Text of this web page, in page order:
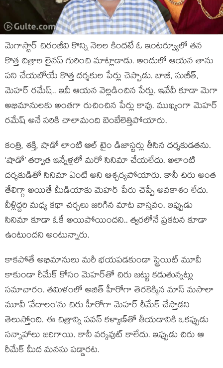
మెగాస్టార్ చిరంజీవి కొన్ని నెలల కిందటే ఓ ఇంటర్వ్యూలో తన
కొత్త చిత్రాల లైనప్ గురించి మాట్లాడాడు. అందులో ఆయన తాను
పని చేయబోయే కొత్త దర్శకుల పేర్లు చెప్పాడు. బాబీ, సుజీత్,
మెహర్ రమేష్.. ఇవీ ఆయన వెల్లడించిన పేర్లు. ఇవేవీ కూడా మెగా
అభిమానులకు అంతగా రుచించిన పేర్లు కావు. ముఖ్యంగా మెహర్
రమేష్ అనే సరికి చాలామంది బెంబేలెత్తిపోయారు.
కంత్రి, శక్తి, షాడో లాంటి ఆల్ టైం డిజాస్టర్లు తీసిన దర్శకుడతను.
‘షాడో’ తర్వాత ఇన్నేళ్లలో మరో సినిమా చేయలేదు. అలాంటి
దర్శకుడితో సినిమా ఏంటి అని ఆశ్చర్యపోయారు. కానీ చిరు అంత
తేలిగ్గా అయితే మీడియాకు మెహర్ పేరు చెప్పే అవకాశం లేదు.
వీళ్లిద్దరి మధ్య కథా చర్చలు జరిగిన మాట వాస్తవం. ఇప్పుడు
సినిమా కూడా ఓకే అయిపోయిందని.. త్వరలోనే ప్రకటన కూడా
ఉంటుందని అంటున్నారు.
కాకపోతే అభిమానులు మరీ భయపడకుండా స్ట్రెయిట్ మూవీ
కాకుండా రీమేక్ కోసం మెహర్‌తో చిరు జట్టు కడుతున్నట్లు
సమాచారం. తమిళంలో అజిత్ హీరోగా తెరకెక్కిన మాస్ మసాలా
మూవీ ‘వేదాలం’ను చిరు హీరోగా మెహర్ రీమేక్ చేస్తాడని
తెలుస్తోంది. ఈ చిత్రాన్ని పవన్ కళ్యాణ్‌తో తీయడానికి ఒకప్పుడు
సన్నాహాలు జరిగాయి. కానీ వర్కవుట్ కాలేదు. ఇప్పుడు చిరు ఆ
రీమేక్‌ మీద మనసు పడ్డారట.